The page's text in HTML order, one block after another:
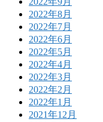
2022年8月
2022年7月
2022年6月
2022年5月
2022年4月
2022年3月
2022年2月
2022年1月
2021年12月